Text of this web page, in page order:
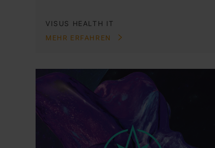
VISUS HEALTH IT
MEHR ERFAHREN